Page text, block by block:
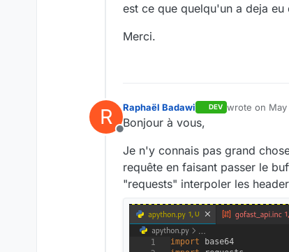
est ce que quelqu'un a deja
Merci.
R
Offline
Raphaël Badawi DEV wrote on
last edited by
Bonjour à vous,
Je n'y connais pas grand
requête en faisant passer le
"requests" interpoler les